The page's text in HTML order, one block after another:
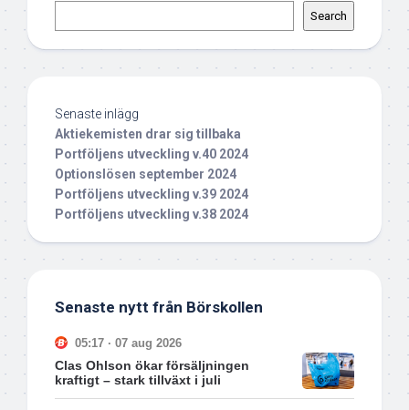
Search
Senaste inlägg
Aktiekemisten drar sig tillbaka
Portföljens utveckling v.40 2024
Optionslösen september 2024
Portföljens utveckling v.39 2024
Portföljens utveckling v.38 2024
Senaste nytt från Börskollen
05:17 · 07 aug 2026
Clas Ohlson ökar försäljningen
kraftigt – stark tillväxt i juli